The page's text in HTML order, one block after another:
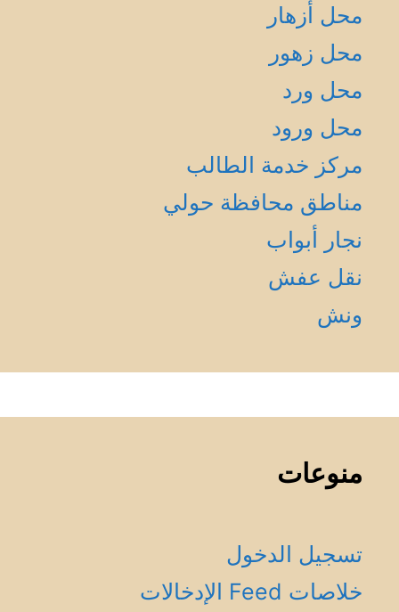
محل أزهار
محل زهور
محل ورد
محل ورود
مركز خدمة الطالب
مناطق محافظة حولي
نجار أبواب
نقل عفش
ونش
منوعات
تسجيل الدخول
خلاصات Feed الإدخالات